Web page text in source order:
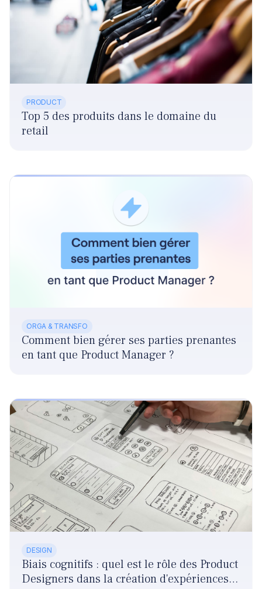
PRODUCT
Top 5 des produits dans le domaine du
retail
ORGA & TRANSFO
Comment bien gérer ses parties prenantes
en tant que Product Manager ?
DESIGN
Biais cognitifs : quel est le rôle des Product
Designers dans la création d'expériences